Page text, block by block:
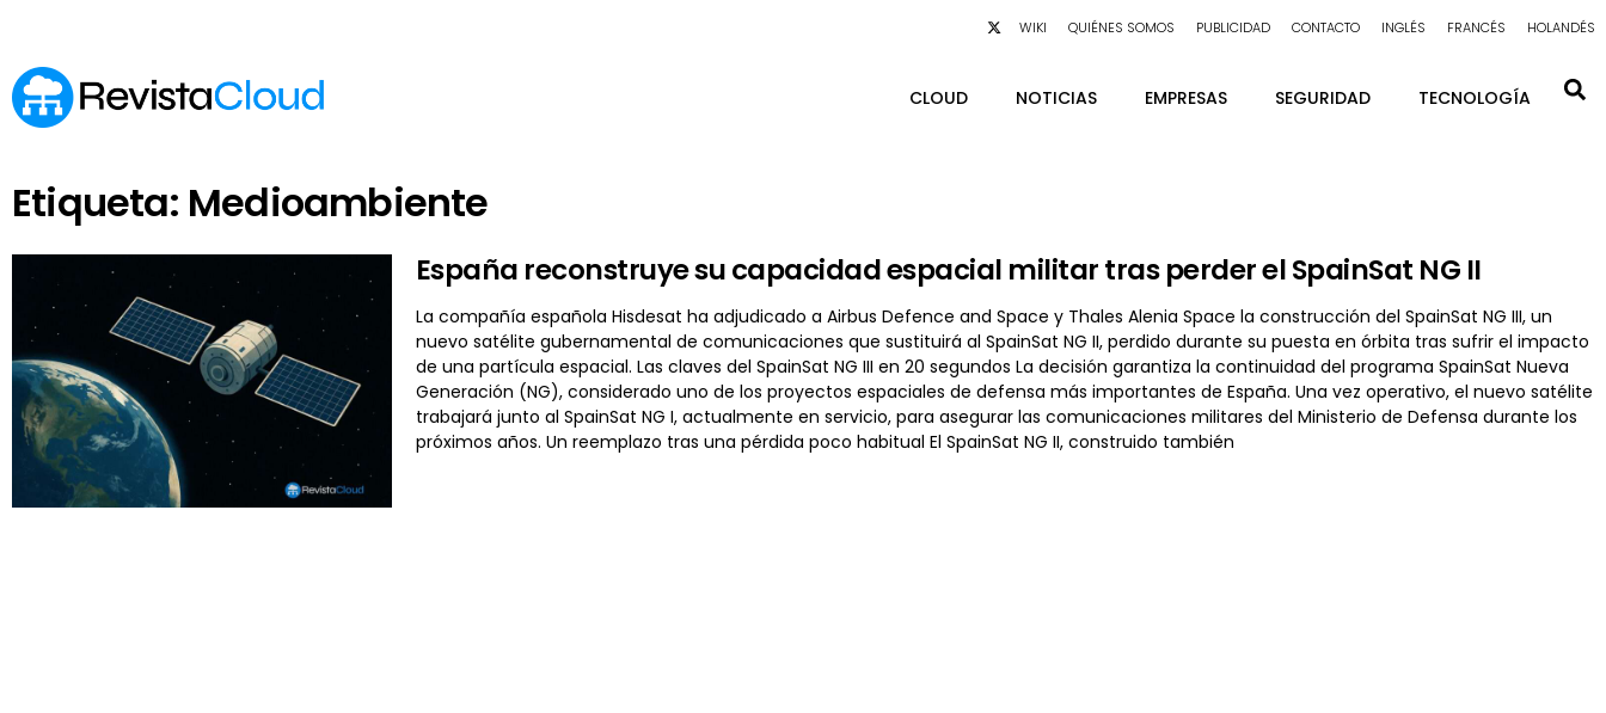
WIKI QUIÉNES SOMOS PUBLICIDAD CONTACTO INGLÉS FRANCÉS HOLANDÉS
CLOUD NOTICIAS EMPRESAS SEGURIDAD TECNOLOGÍA
Etiqueta: Medioambiente
España reconstruye su capacidad espacial militar tras perder el SpainSat NG II
La compañía española Hisdesat ha adjudicado a Airbus Defence and Space y Thales Alenia Space la construcción del SpainSat NG III, un
nuevo satélite gubernamental de comunicaciones que sustituirá al SpainSat NG II, perdido durante su puesta en órbita tras sufrir el impacto
de una partícula espacial. Las claves del SpainSat NG III en 20 segundos La decisión garantiza la continuidad del programa SpainSat Nueva
Generación (NG), considerado uno de los proyectos espaciales de defensa más importantes de España. Una vez operativo, el nuevo satélite
trabajará junto al SpainSat NG I, actualmente en servicio, para asegurar las comunicaciones militares del Ministerio de Defensa durante los
próximos años. Un reemplazo tras una pérdida poco habitual El SpainSat NG II, construido también